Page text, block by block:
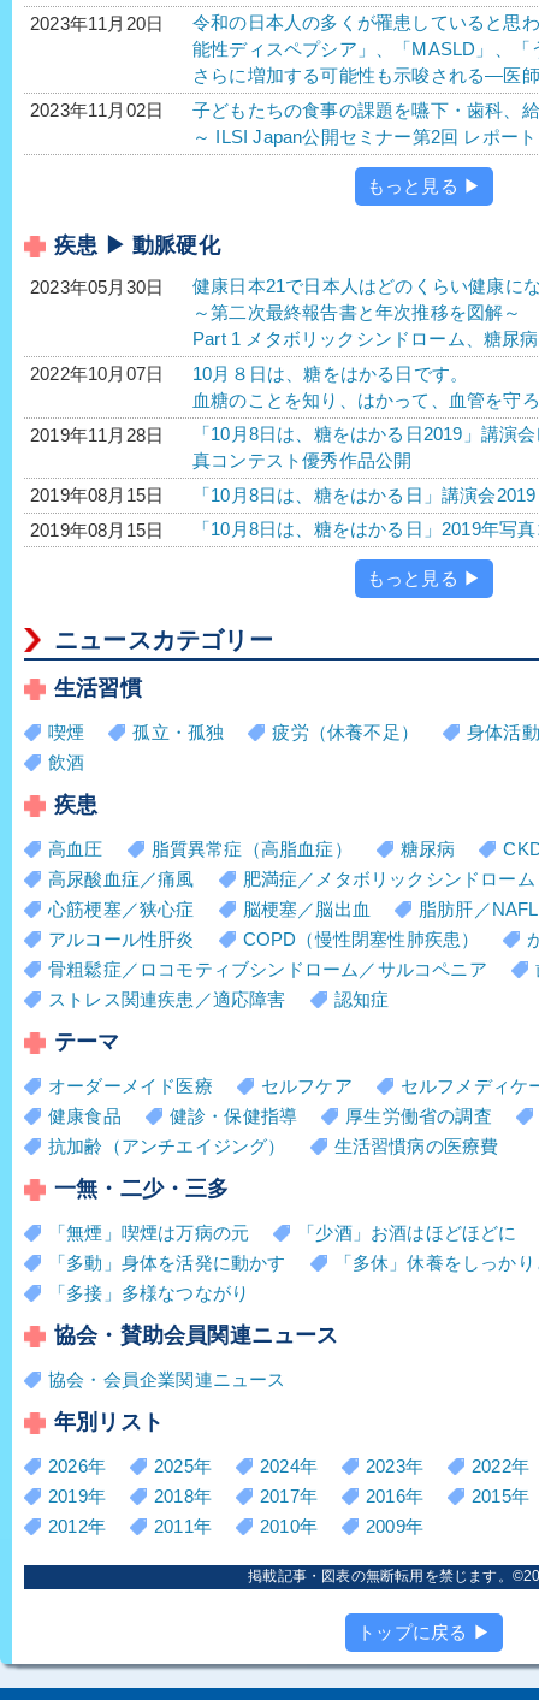
2023年11月20日
令和の日本人の多くが罹患していると思
能性ディスペプシア」、「MASLD」、
さらに増加する可能性も示唆される―医
2023年11月02日
子どもたちの食事の課題を嚥下・歯科、
～ ILSI Japan公開セミナー第2回 レポー
もっと見る ▶
疾患 ▶ 動脈硬化
2023年05月30日
健康日本21で日本人はどのくらい健康に
～第二次最終報告書と年次推移を図解～
Part 1 メタボリックシンドローム、糖尿
2022年10月07日
10月８日は、糖をはかる日です。
血糖のことを知り、はかって、血管を守
2019年11月28日
「10月8日は、糖をはかる日2019」講演
真コンテスト優秀作品公開
2019年08月15日
「10月8日は、糖をはかる日」講演会
2019年08月15日
「10月8日は、糖をはかる日」2019年写
もっと見る ▶
ニュースカテゴリー
生活習慣
喫煙 孤立・孤独 疲労（休養不足）
身体活
飲酒
疾患
高血圧 脂質異常症（高脂血症） 糖尿病
高尿酸血症／痛風
肥満症／メタボリックシンドローム
心筋梗塞／狭心症
脳梗塞／脳出血
脂肪肝／
アルコール性肝炎
COPD（慢性閉塞性肺疾患）
骨粗鬆症／ロコモティブシンドローム／サルコペニア
ストレス関連疾患／適応障害
認知症
テーマ
オーダーメイド医療 セルフケア
セルフメディケ
健康食品
健診・保健指導
厚生労働省の調査
抗加齢（アンチエイジング）
生活習慣病の医療費
一無・二少・三多
「無煙」喫煙は万病の元
「少酒」お酒はほどほどに
「多動」身体を活発に動かす
「多休」休養をしっか
「多接」多様なつながり
協会・賛助会員関連ニュース
協会・会員企業関連ニュース
年別リスト
2026年 2025年 2024年 2023年
2022年
2019年
2018年 2017年 2016年
2015年
2012年
2011年 2010年 2009年
掲載記事・図表の無断転用を禁じます。
トップに戻る ▶